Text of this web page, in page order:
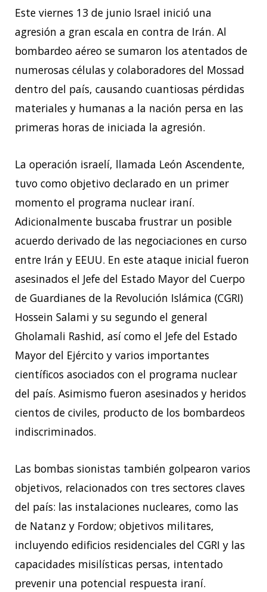
Este viernes 13 de junio Israel inició una
agresión a gran escala en contra de Irán. Al
bombardeo aéreo se sumaron los atentados de
numerosas células y colaboradores del Mossad
dentro del país, causando cuantiosas pérdidas
materiales y humanas a la nación persa en las
primeras horas de iniciada la agresión.
La operación israelí, llamada León Ascendente,
tuvo como objetivo declarado en un primer
momento el programa nuclear iraní.
Adicionalmente buscaba frustrar un posible
acuerdo derivado de las negociaciones en curso
entre Irán y EEUU. En este ataque inicial fueron
asesinados el Jefe del Estado Mayor del Cuerpo
de Guardianes de la Revolución Islámica (CGRI)
Hossein Salami y su segundo el general
Gholamali Rashid, así como el Jefe del Estado
Mayor del Ejército y varios importantes
científicos asociados con el programa nuclear
del país. Asimismo fueron asesinados y heridos
cientos de civiles, producto de los bombardeos
indiscriminados.
Las bombas sionistas también golpearon varios
objetivos, relacionados con tres sectores claves
del país: las instalaciones nucleares, como las
de Natanz y Fordow; objetivos militares,
incluyendo edificios residenciales del CGRI y las
capacidades misilísticas persas, intentado
prevenir una potencial respuesta iraní.